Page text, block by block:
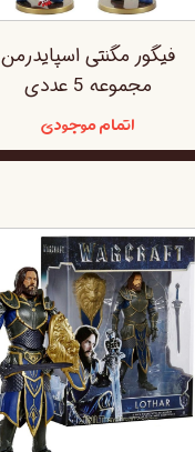
فیگور مگنتی اسپایدرمن
مجموعه 5 عددی
اتمام موجودی